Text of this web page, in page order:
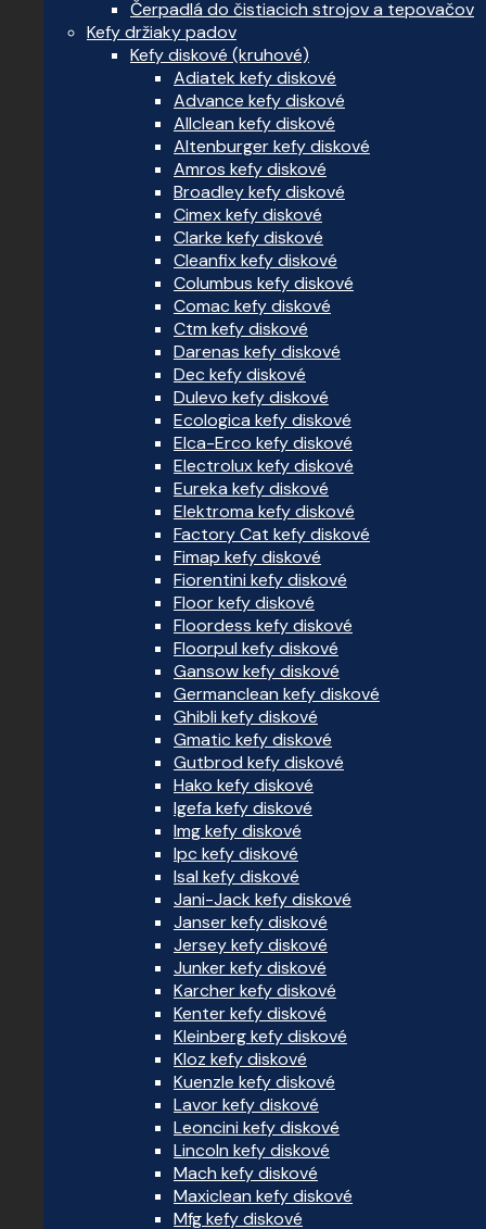
Čerpadlá do čistiacich strojov a tepovačov
Kefy držiaky padov
Kefy diskové (kruhové)
Adiatek kefy diskové
Advance kefy diskové
Allclean kefy diskové
Altenburger kefy diskové
Amros kefy diskové
Broadley kefy diskové
Cimex kefy diskové
Clarke kefy diskové
Cleanfix kefy diskové
Columbus kefy diskové
Comac kefy diskové
Ctm kefy diskové
Darenas kefy diskové
Dec kefy diskové
Dulevo kefy diskové
Ecologica kefy diskové
Elca-Erco kefy diskové
Electrolux kefy diskové
Eureka kefy diskové
Elektroma kefy diskové
Factory Cat kefy diskové
Fimap kefy diskové
Fiorentini kefy diskové
Floor kefy diskové
Floordess kefy diskové
Floorpul kefy diskové
Gansow kefy diskové
Germanclean kefy diskové
Ghibli kefy diskové
Gmatic kefy diskové
Gutbrod kefy diskové
Hako kefy diskové
Igefa kefy diskové
Img kefy diskové
Ipc kefy diskové
Isal kefy diskové
Jani-Jack kefy diskové
Janser kefy diskové
Jersey kefy diskové
Junker kefy diskové
Karcher kefy diskové
Kenter kefy diskové
Kleinberg kefy diskové
Kloz kefy diskové
Kuenzle kefy diskové
Lavor kefy diskové
Leoncini kefy diskové
Lincoln kefy diskové
Mach kefy diskové
Maxiclean kefy diskové
Mfg kefy diskové